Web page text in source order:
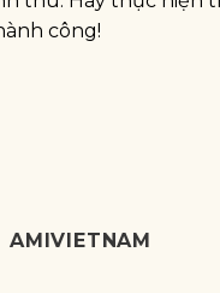
công!
AMIVIETNAM